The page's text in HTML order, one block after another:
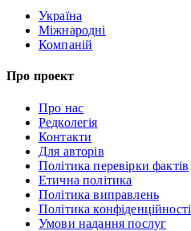
Україна
Міжнародні
Компаній
Про проект
Про нас
Редколегія
Контакти
Для авторів
Політика перевірки фактів
Етична політика
Політика виправлень
Політика конфіденційності
Умови надання послуг